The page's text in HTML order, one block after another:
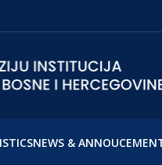
NEWS &